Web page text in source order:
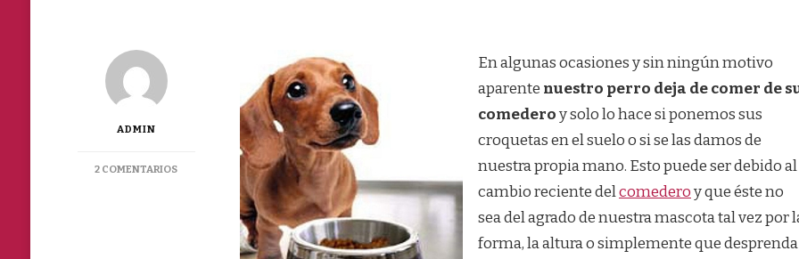
ADMIN
2 COMENTARIOSEN
En algunas ocasiones y sin ningún motivo
aparente nuestro perro deja de comer de
comederoy solo lo hace si ponemos sus
croquetas en el suelo o si se las damos de
nuestra propia mano. Esto puede ser debido al
cambio reciente delcomederoy que éste no
sea del agrado de nuestra mascota tal vez por
forma, la altura o simplemente que desprenda